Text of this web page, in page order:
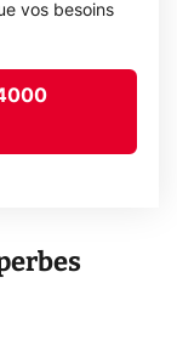
vos besoins